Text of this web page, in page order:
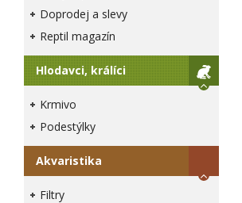
Doprodej a slevy
Reptil magazín
Hlodavci, králíci
Krmivo
Podestýlky
Akvaristika
Filtry